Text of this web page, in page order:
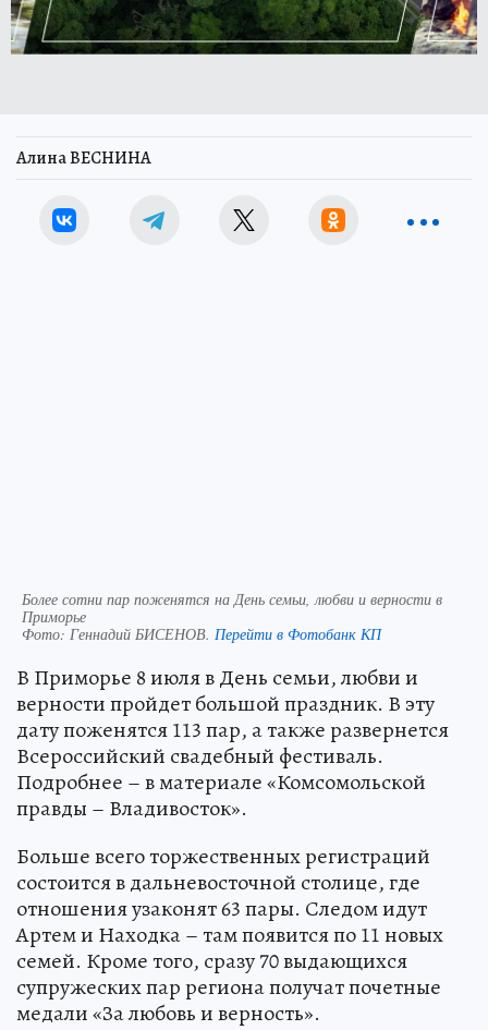
Алина ВЕСНИНА
Более сотни пар поженятся на День семьи, любви и верности в
Приморье
Фото: Геннадий БИСЕНОВ. Перейти в Фотобанк КП
В Приморье 8 июля в День семьи, любви и
верности пройдет большой праздник. В эту
дату поженятся 113 пар, а также развернется
Всероссийский свадебный фестиваль.
Подробнее – в материале «Комсомольской
правды – Владивосток».
Больше всего торжественных регистраций
состоится в дальневосточной столице, где
отношения узаконят 63 пары. Следом идут
Артем и Находка – там появится по 11 новых
семей. Кроме того, сразу 70 выдающихся
супружеских пар региона получат почетные
медали «За любовь и верность».